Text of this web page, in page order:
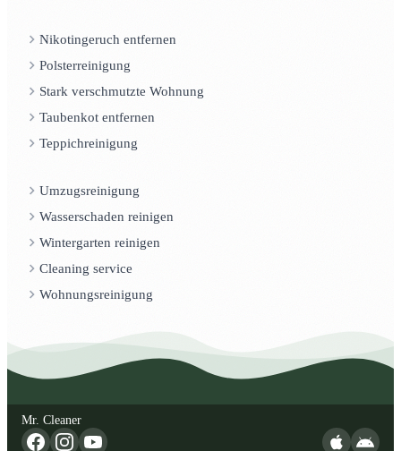
Nikotingeruch entfernen
Polsterreinigung
Stark verschmutzte Wohnung
Taubenkot entfernen
Teppichreinigung
Umzugsreinigung
Wasserschaden reinigen
Wintergarten reinigen
Cleaning service
Wohnungsreinigung
Mr. Cleaner